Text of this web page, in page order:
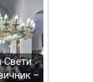
Свети
–